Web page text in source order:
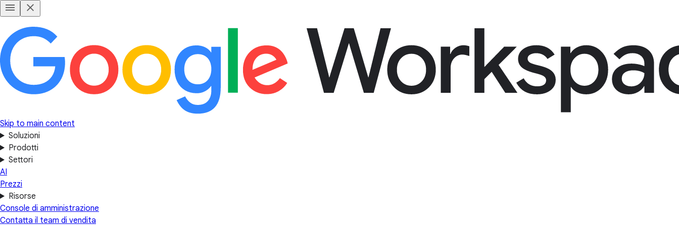
Skip to main content
Soluzioni
Prodotti
Settori
AI
Prezzi
Risorse
Console di amministrazione
Contatta il team di vendita